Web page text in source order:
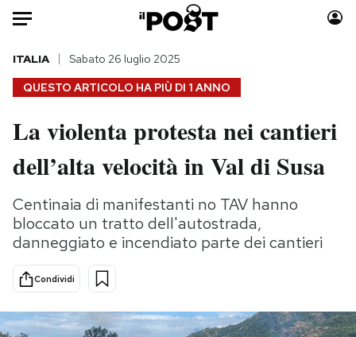
HOME
Italia
Politica
Tecnologia
Internet
Scienza
Cultura
Economia
Sport
Moda
Consumismi
Storie/Idee
Ok Boomer!
Media
Mondiali calcio 2026
QUESTO ARTICOLO HA PIÙ DI 1 ANNO
ITALIA Sabato 26 luglio 2025
La violenta protesta nei cantieri
dell’alta velocità in Val di Susa
Centinaia di manifestanti no TAV hanno
bloccato un tratto dell'autostrada,
danneggiato e incendiato parte dei cantieri
Condividi